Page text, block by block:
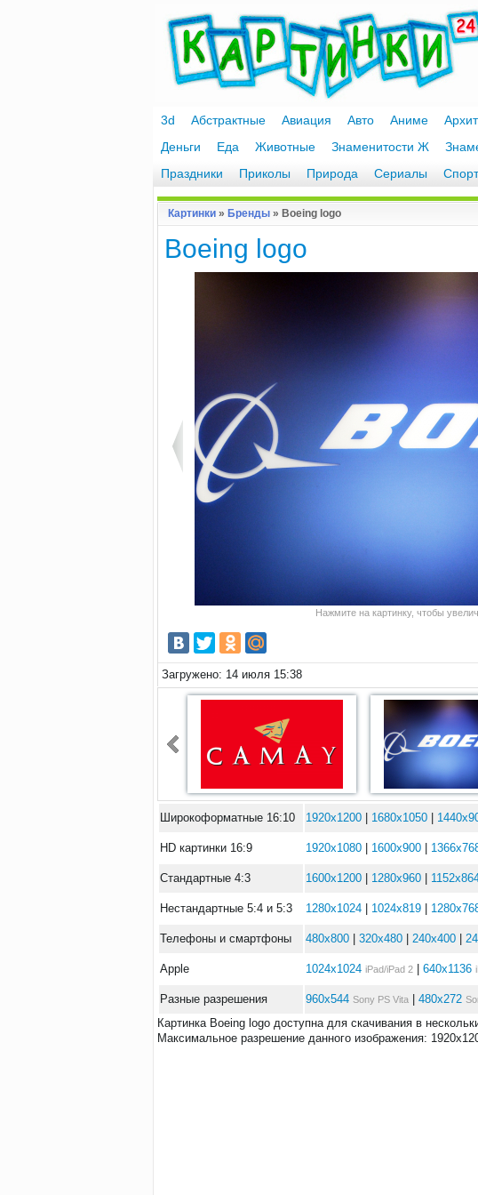
3d Абстрактные Авиация Авто Аниме
Деньги
Еда Животные Знаменитости Ж
Праздники
Приколы Природа Сериалы Спорт
Картинки » Бренды » Boeing logo
Boeing logo
Нажмите на картинку, чтобы
Загружено: 14 июля 15:38
Широкоформатные 16:10 1920x1200 1680x1050
HD картинки 16:9 1920x1080 1600x900
Стандартные 4:3 1600x1200 1280x960
Нестандартные 5:4 и 5:3 1280x1024 1024x819
Телефоны и смартфоны 480x800 320x480 240x400
Apple 1024x1024 iPad/iPad 2 640x1136
Разные разрешения 960x544 Sony PS Vita 480x272
Картинка Boeing logo доступна для скачивания в
Максимальное разрешение данного изображения: